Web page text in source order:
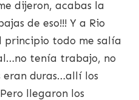
dijeron, acabas la
de eso!!! Y a Rio
principio todo me salía
tenía trabajo, no
eran duras…allí los
llegaron los